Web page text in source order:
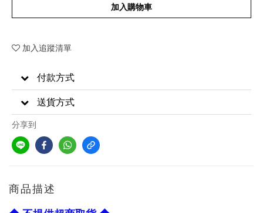
加入購物車
加入追蹤清單
付款方式
送貨方式
分享到
商品描述